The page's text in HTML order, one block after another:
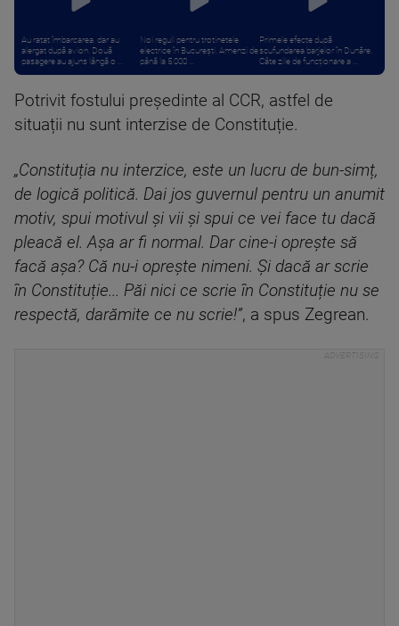
Au ratat îmbarcarea, dar au
alergat după avion. Două
pasagere au ajuns lângă o ...
Noi reguli pentru trotinetele
electrice în București. Amenzi de
până la 5.000 ...
Primele efecte după
scufundarea barjelor în Dunăre.
Câte zile de funcționare a ...
Potrivit fostului președinte al CCR, astfel de
situații nu sunt interzise de Constituție.
„Constituția nu interzice, este un lucru de bun-simț,
de logică politică. Dai jos guvernul pentru un anumit
motiv, spui motivul și vii și spui ce vei face tu dacă
pleacă el. Așa ar fi normal. Dar cine-i oprește să
facă așa? Că nu-i oprește nimeni. Și dacă ar scrie
în Constituție... Păi nici ce scrie în Constituție nu se
respectă, darămite ce nu scrie!”, a spus Zegrean.